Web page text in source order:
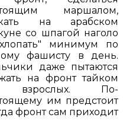
маршалом,
на арабском
со шпагой наголо
минимум по
фашисту в день.
даже пытаются
на фронт тайком
взрослых. По-
им предстоит
фронт сам приходит